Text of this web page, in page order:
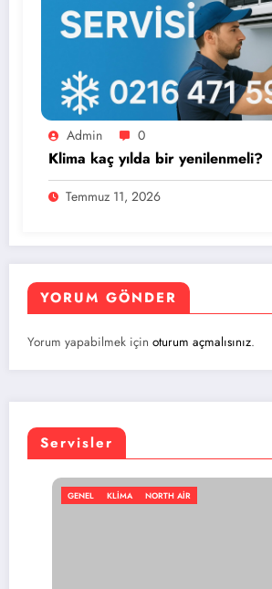
Admin 0
Klima kaç yılda bir yenilenmeli?
Temmuz 11, 2026
YORUM GÖNDER
Yorum yapabilmek için oturum açmalısınız.
Servisler